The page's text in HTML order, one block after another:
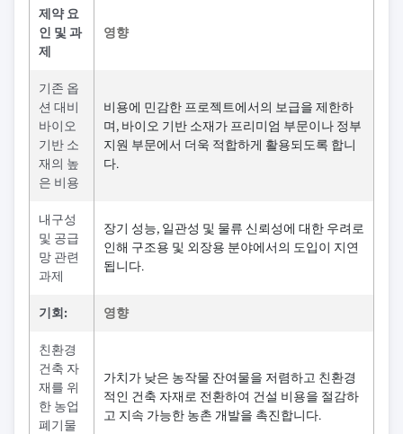
제약 요
인 및 과
제
영향
기존 옵
션 대비
바이오
기반 소
재의 높
은 비용
비용에 민감한 프로젝트에서의 보급을 제한하
며, 바이오 기반 소재가 프리미엄 부문이나 정부
지원 부문에서 더욱 적합하게 활용되도록 합니
다.
내구성
및 공급
망 관련
과제
장기 성능, 일관성 및 물류 신뢰성에 대한 우려로
인해 구조용 및 외장용 분야에서의 도입이 지연
됩니다.
기회: 영향
친환경
건축 자
재를 위
한 농업
폐기물
가치가 낮은 농작물 잔여물을 저렴하고 친환경
적인 건축 자재로 전환하여 건설 비용을 절감하
고 지속 가능한 농촌 개발을 촉진합니다.